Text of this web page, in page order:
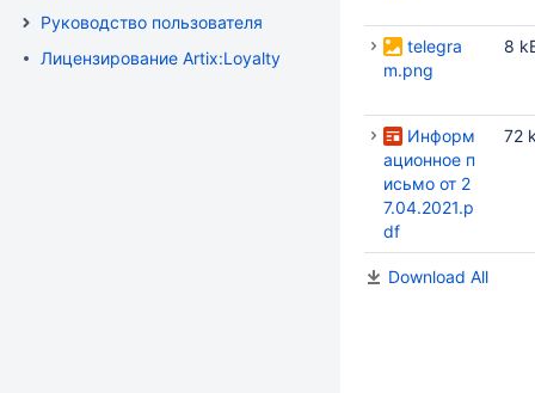
Руководство пользователя
Лицензирование Artix:Loyalty
telegra
m.png
8
Информ
ационное п
исьмо от 2
7.04.2021.p
df
72
Download All